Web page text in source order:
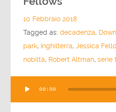
10 Febbraio 2018
Tagged as:decadenza,
park, Inghilterra,Jessica
nobiltà, Robert Altman,serie
Player
00:00